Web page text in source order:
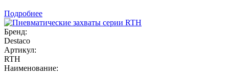
Подробнее
Бренд:
Destaco
Артикул:
RTH
Наименование: